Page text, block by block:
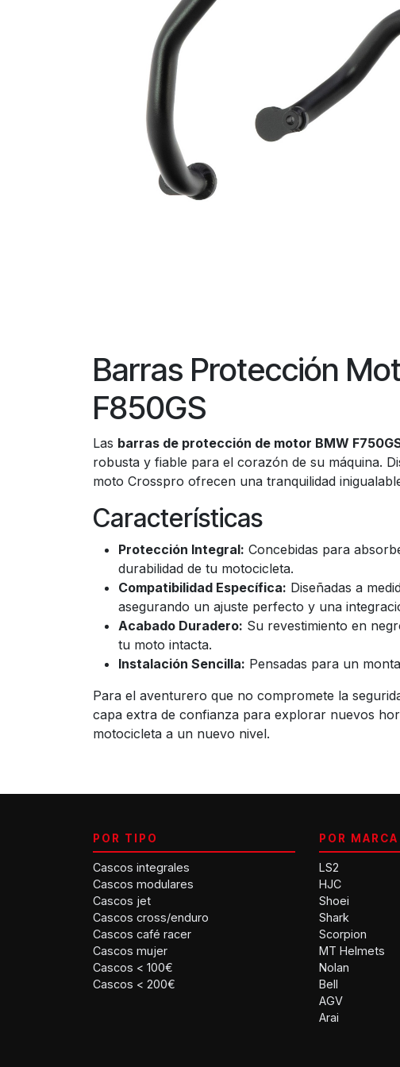
Barras Protección
F850GS
Las barras de protección de motor BMW
robusta y fiable para el corazón de su máquina.
moto Crosspro ofrecen una tranquilidad
Características
Protección Integral: Concebidas para
durabilidad de tu motocicleta.
Compatibilidad Específica: Diseñadas a
asegurando un ajuste perfecto y una
Acabado Duradero: Su revestimiento en
tu moto intacta.
Instalación Sencilla: Pensadas para un
Para el aventurero que no compromete la
capa extra de confianza para explorar nuevos
motocicleta a un nuevo nivel.
POR TIPO
Cascos integrales
Cascos modulares
Cascos jet
Cascos cross/enduro
Cascos café racer
Cascos mujer
Cascos < 100€
Cascos < 200€
POR MARCA
LS2
HJC
Shoei
Shark
Scorpion
MT Helmets
Nolan
Bell
AGV
Arai